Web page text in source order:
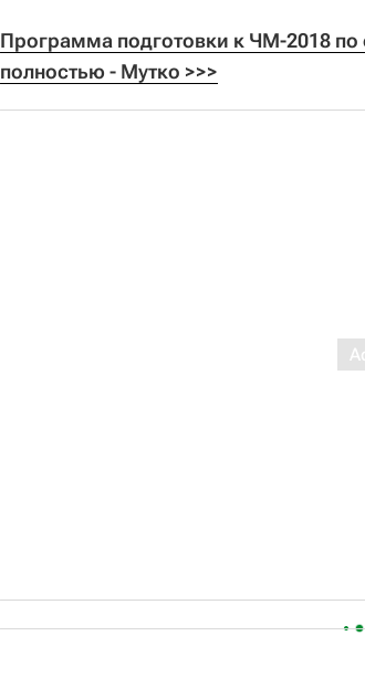
Программа подготовки к ЧМ-2018 по
полностью - Мутко >>>